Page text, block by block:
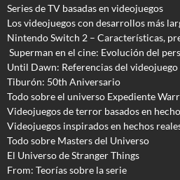
Series de TV basadas en videojuegos
Los videojuegos con desarrollos más
Nintendo Switch 2 – Características,
Superman en el cine: Evolución del
Until Dawn: Referencias del
Tiburón: 50th Aniversario
Todo sobre el universo Expediente
Videojuegos de terror basados en
Videojuegos inspirados en hechos
Todo sobre Masters del Universo
El Universo de Stranger Things
From: Teorías sobre la serie